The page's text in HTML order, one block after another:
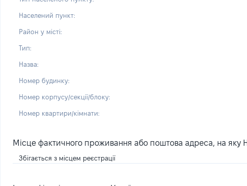
Населений пункт:
Район у місті:
Тип:
Назва:
Номер будинку:
Номер корпусу/секції/блоку:
Номер квартири/кімнати:
Місце фактичного проживання або поштова адреса, на яку
Збігається з місцем реєстрації